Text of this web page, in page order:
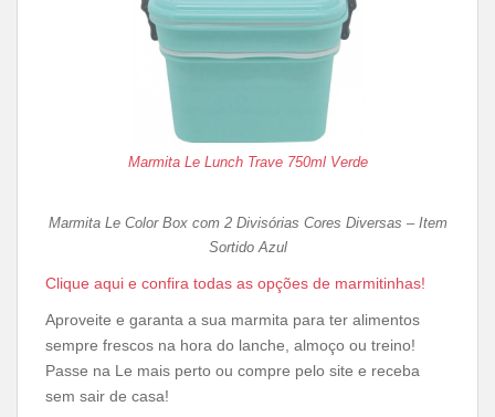
Marmita Le Lunch Trave 750ml Verde
Marmita Le Color Box com 2 Divisórias Cores Diversas – Item
Sortido Azul
Clique aqui e confira todas as opções de marmitinhas!
Aproveite e garanta a sua marmita para ter alimentos
sempre frescos na hora do lanche, almoço ou treino!
Passe na Le mais perto ou compre pelo site e receba
sem sair de casa!